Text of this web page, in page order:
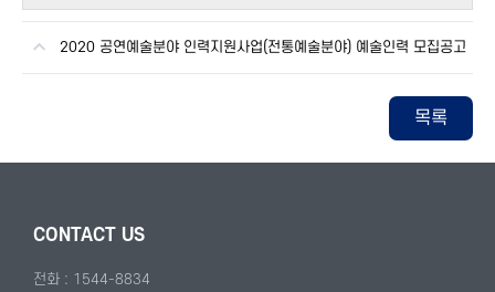
2020 공연예술분야 인력지원사업(전통예술분야) 예술인력 모집공고
목록
CONTACT US
전화 : 1544-8834